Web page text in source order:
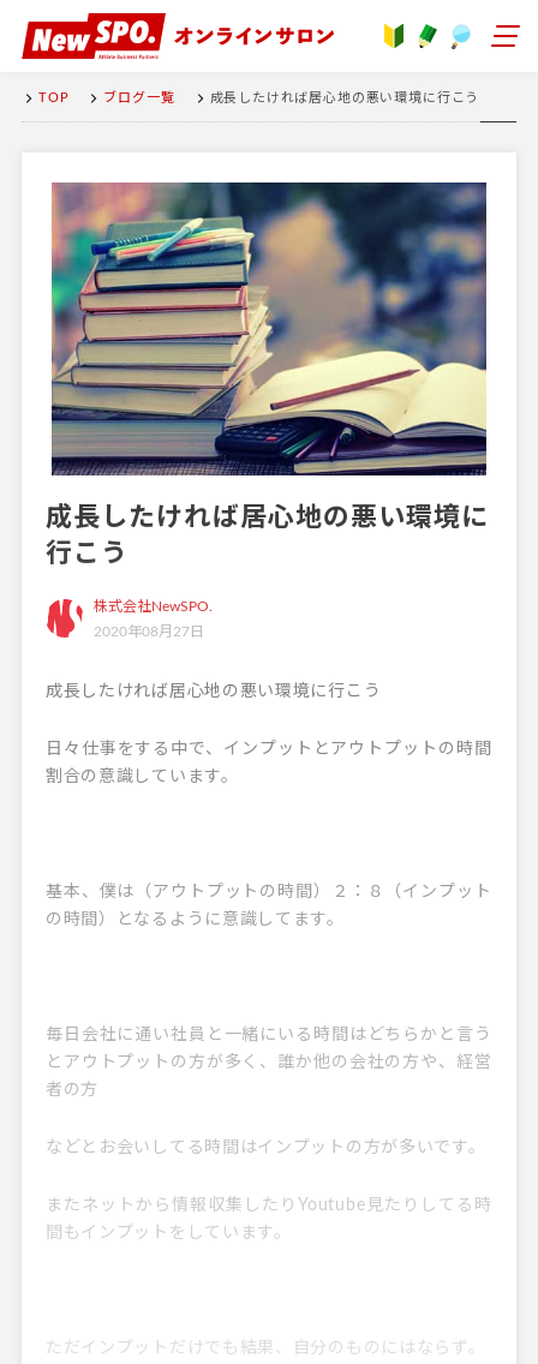
TOP ブログ一覧 成長したければ居心地の悪い環境に行こう
成長したければ居心地の悪い環境に
行こう
株式会社NewSPO.
2020年08月27日
成長したければ居心地の悪い環境に行こう
日々仕事をする中で、インプットとアウトプットの時間
割合の意識しています。
基本、僕は（アウトプットの時間）２：８（インプット
の時間）となるように意識してます。
毎日会社に通い社員と一緒にいる時間はどちらかと言う
とアウトプットの方が多く、誰か他の会社の方や、経営
者の方
などとお会いしてる時間はインプットの方が多いです。
またネットから情報収集したりYoutube見たりしてる時
間もインプットをしています。
ただインプットだけでも結果、自分のものにはならず。